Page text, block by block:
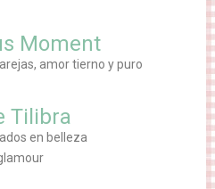
Moment
amor tierno y puro
Tilibra
en belleza